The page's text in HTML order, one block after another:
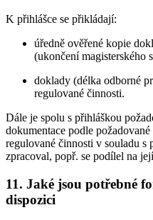
K přihlášce se přikládají:
úředně ověřené kopie
(ukončení magisterského
doklady (délka odborné
regulované činnosti.
Dále je spolu s přihláškou
dokumentace podle
regulované činnosti v souladu s
zpracoval, popř. se podílel na
11. Jaké jsou potřebné
dispozici